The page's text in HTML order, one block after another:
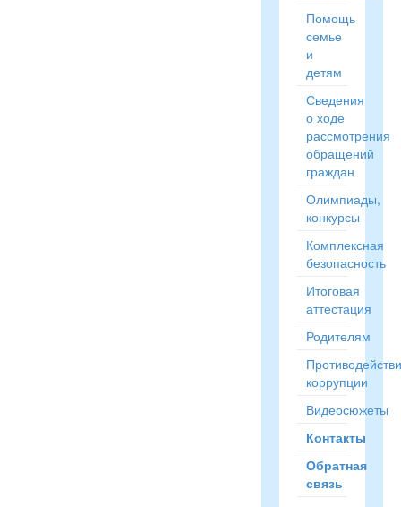
Помощь
семье
и
детям
Сведения
о ходе
рассмотрения
обращений
граждан
Олимпиады,
конкурсы
Комплексная
безопасность
Итоговая
аттестация
Родителям
коррупции
Видеосюжеты
Контакты
Обратная
связь